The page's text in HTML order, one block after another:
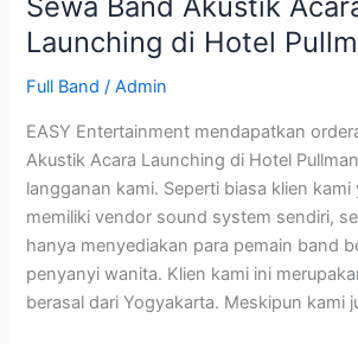
Sewa Band Akustik
Launching di Hotel
Full Band /Admin
EASY Entertainment mendapatkan
Akustik Acara Launching di Hotel
langganan kami. Seperti biasa klien kami
memiliki vendor sound system sendiri,
hanya menyediakan para pemain band
penyanyi wanita. Klien kami ini
berasal dari Yogyakarta. Meskipun kami